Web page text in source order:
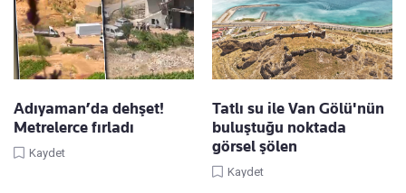
Adıyaman’da dehşet!
Metrelerce fırladı
Kaydet
Tatlı su ile Van Gölü'nün
buluştuğu noktada
görsel şölen
Kaydet